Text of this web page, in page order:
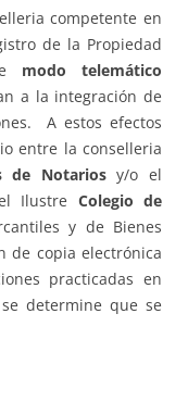
competente en
de la Propiedad
modo telemático
a la integración de
A estos efectos
entre la conselleria
de Notariosy/o el
Ilustre Colegio de
y de Bienes
de copia electrónica
practicadas en
determine que se